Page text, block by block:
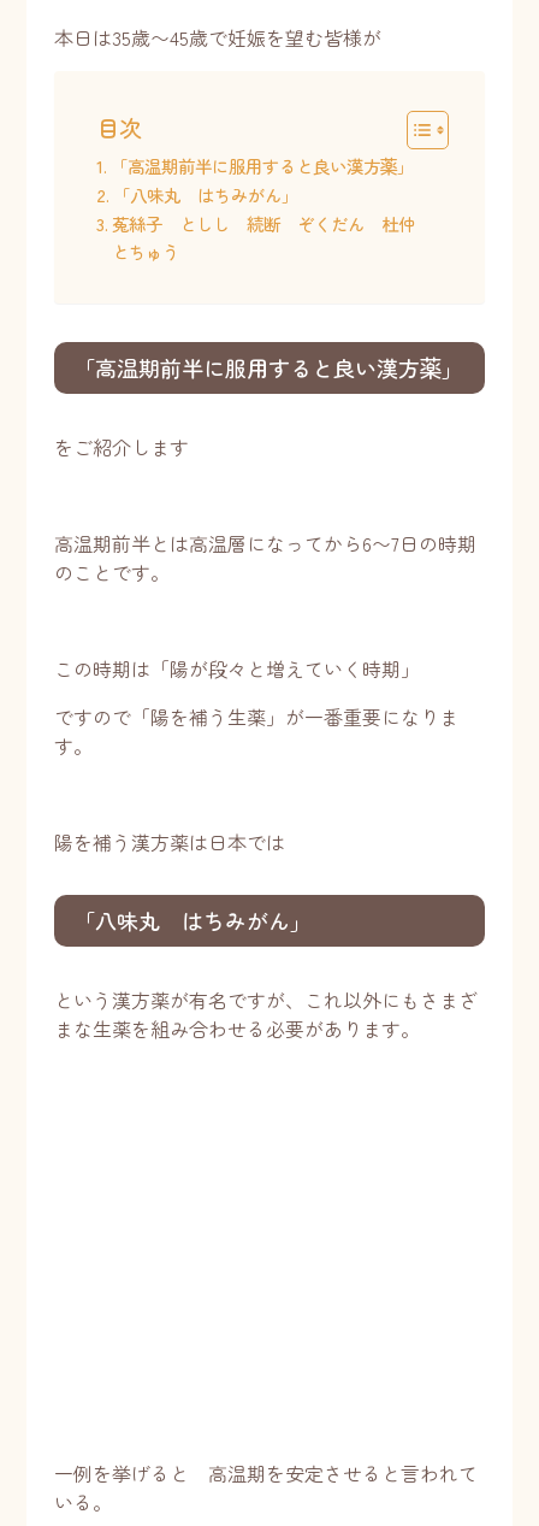
本日は35歳〜45歳で妊娠を望む皆様が
目次
「高温期前半に服用すると良い漢方薬」
「八味丸 はちみがん」
菟絲子 としし 続断 ぞくだん 杜仲
とちゅう
「高温期前半に服用すると良い漢方薬」
をご紹介します
高温期前半とは高温層になってから6〜7日の時期
のことです。
この時期は「陽が段々と増えていく時期」
ですので「陽を補う生薬」が一番重要になりま
す。
陽を補う漢方薬は日本では
「八味丸 はちみがん」
という漢方薬が有名ですが、これ以外にもさまざ
まな生薬を組み合わせる必要があります。
一例を挙げると 高温期を安定させると言われて
いる。